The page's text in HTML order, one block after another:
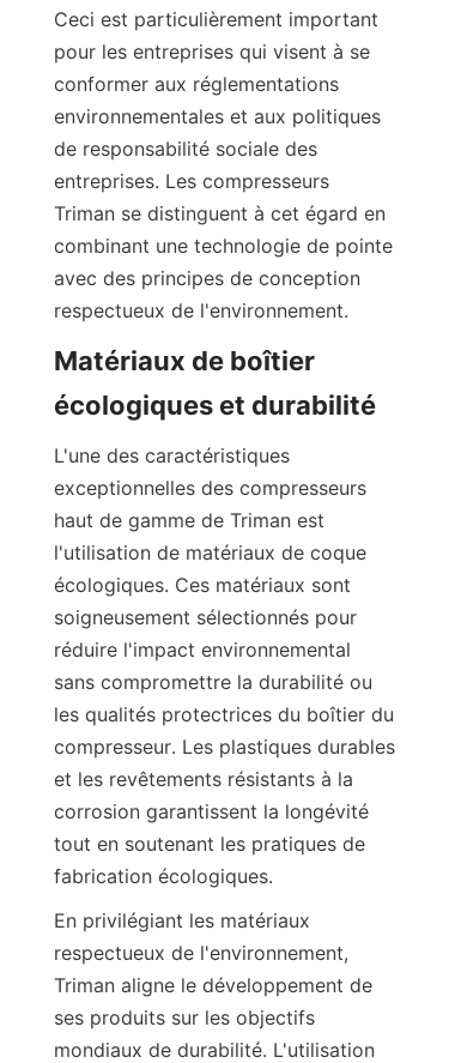
Ceci est particulièrement important
pour les entreprises qui visent à se
conformer aux réglementations
environnementales et aux politiques
de responsabilité sociale des
entreprises. Les compresseurs
Triman se distinguent à cet égard en
combinant une technologie de pointe
avec des principes de conception
Matériaux de boîtier
L'une des caractéristiques
exceptionnelles des compresseurs
haut de gamme de Triman est
l'utilisation de matériaux de coque
écologiques. Ces matériaux sont
soigneusement sélectionnés pour
réduire l'impact environnemental
sans compromettre la durabilité ou
les qualités protectrices du boîtier du
compresseur. Les plastiques durables
et les revêtements résistants à la
corrosion garantissent la longévité
tout en soutenant les pratiques de
En privilégiant les matériaux
respectueux de l'environnement,
Triman aligne le développement de
ses produits sur les objectifs
mondiaux de durabilité. L'utilisation